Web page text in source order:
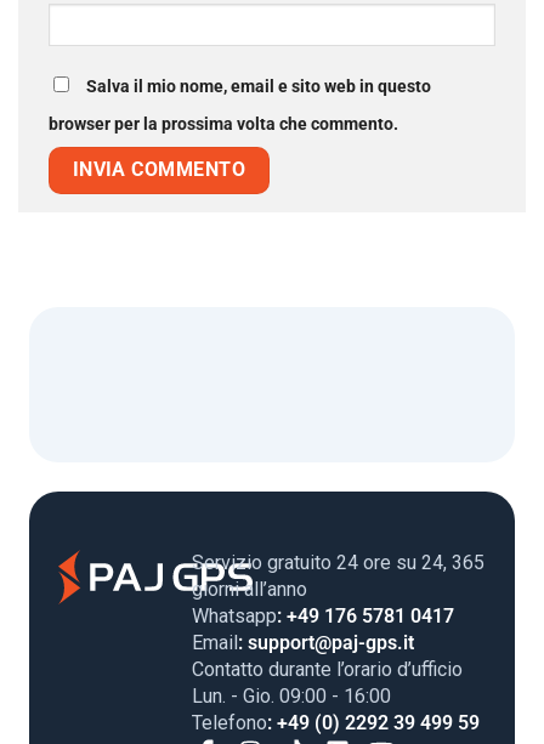
Salva il mio nome, email e sito web in questo
browser per la prossima volta che commento.
Servizio gratuito 24 ore su 24, 365
giorni all’anno
Whatsapp: +49 176 5781 0417
Email: support@paj-gps.it
Contatto durante l’orario d’ufficio
Lun. - Gio. 09:00 - 16:00
Telefono: +49 (0) 2292 39 499 59